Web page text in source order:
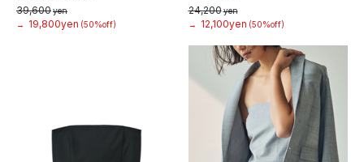
39,600yen
→
19,800yen (50%off)
24,200yen
→
12,100yen (50%off)